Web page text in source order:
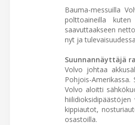
Bauma-messuilla
polttoaineilla
saavuttaakseen
nyt ja
Suunnannäyttäjä
Volvo johtaa
Pohjois-
Volvo aloitti
kippiautot,
osastoilla.